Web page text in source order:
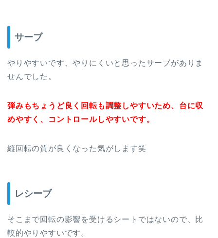
サーブ
やりやすいです、やりにくいと思ったサーブがありま
せんでした。
弾みもちょうど良く回転も調整しやすいため、台に収
めやすく、コントロールしやすいです。
縦回転の質が良くなった気がします笑
レシーブ
そこまで回転の影響を受けるシートではないので、比
較的やりやすいです。